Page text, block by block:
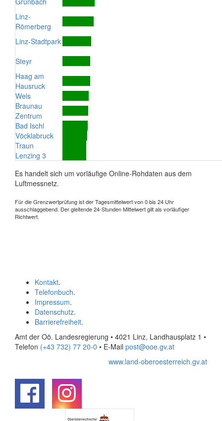
Linz-
Römerberg
Linz-Stadtpark
Steyr
Haag am
Hausruck
Wels
Braunau
Zentrum
Bad Ischl
Vöcklabruck
Traun
Lenzing 3
Es handelt sich um vorläufige Online-Rohdaten aus dem
Luftmessnetz.
Für die Grenzwertprüfung ist der Tagesmittelwert von 0 bis 24 Uhr
ausschlaggebend. Der gleitende 24-Stunden Mittelwert gilt als vorläufiger
Richtwert.
Kontakt.
Telefonbuch.
Impressum.
Datenschutz.
Barrierefreiheit.
Amt der Oö. Landesregierung • 4021 Linz, Landhausplatz 1 •
Telefon (+43 732) 77 20-0 • E-Mail post@ooe.gv.at
www.land-oberoesterreich.gv.at